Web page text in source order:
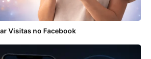
Visitas no Facebook